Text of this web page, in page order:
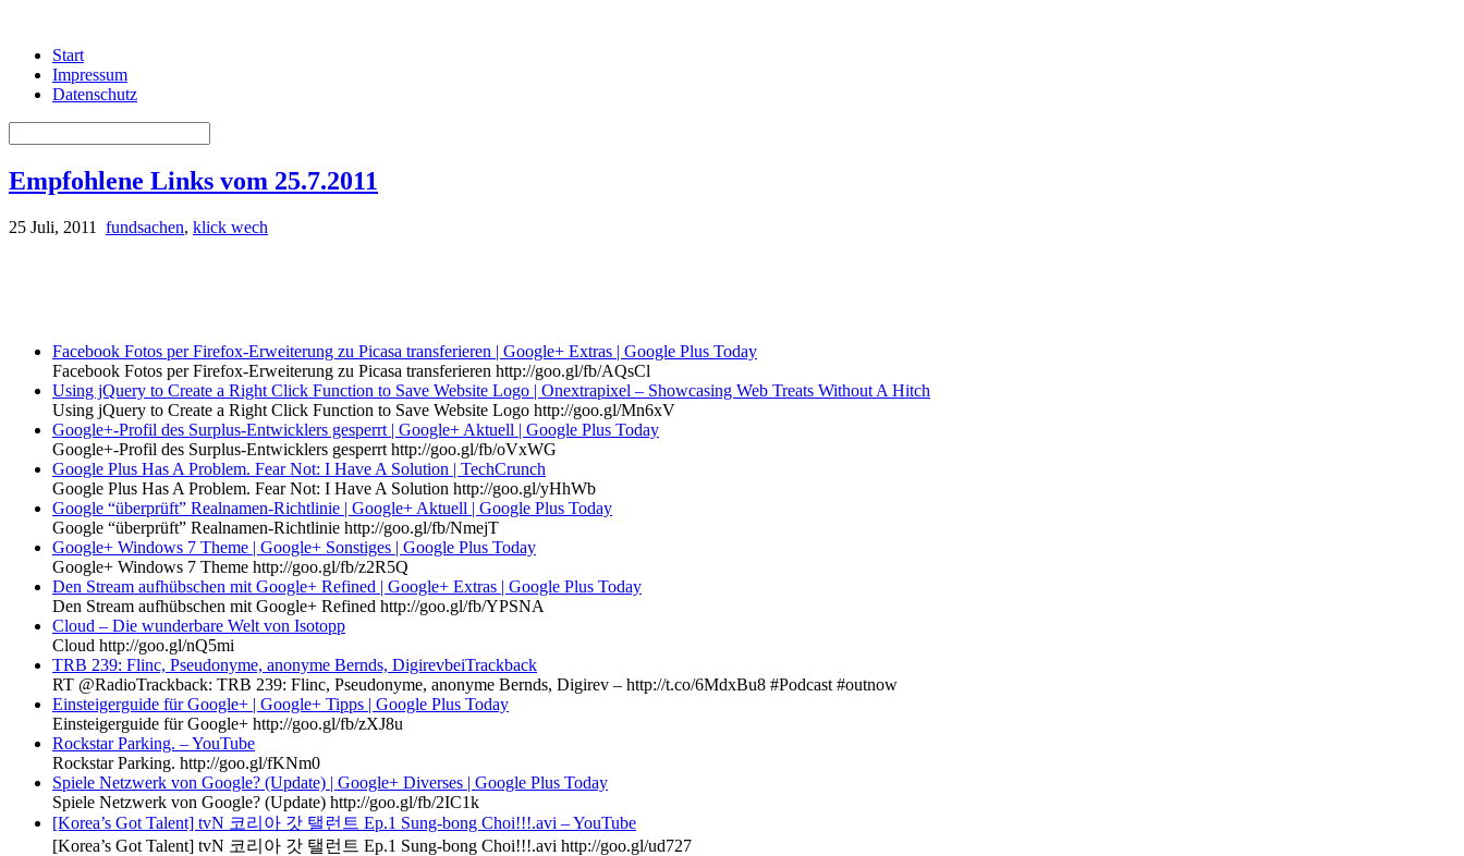
Start
Impressum
Datenschutz
Empfohlene Links vom 25.7.2011
25 Juli, 2011 fundsachen, klick wech
Facebook Fotos per Firefox-Erweiterung zu Picasa transferieren | Google+ Extras | Google Plus Today
Facebook Fotos per Firefox-Erweiterung zu Picasa transferieren http://goo.gl/fb/AQsCl
Using jQuery to Create a Right Click Function to Save Website Logo | Onextrapixel – Showcasing Web Treats Without A Hitch
Using jQuery to Create a Right Click Function to Save Website Logo http://goo.gl/Mn6xV
Google+-Profil des Surplus-Entwicklers gesperrt | Google+ Aktuell | Google Plus Today
Google+-Profil des Surplus-Entwicklers gesperrt http://goo.gl/fb/oVxWG
Google Plus Has A Problem. Fear Not: I Have A Solution | TechCrunch
Google Plus Has A Problem. Fear Not: I Have A Solution http://goo.gl/yHhWb
Google “überprüft” Realnamen-Richtlinie | Google+ Aktuell | Google Plus Today
Google “überprüft” Realnamen-Richtlinie http://goo.gl/fb/NmejT
Google+ Windows 7 Theme | Google+ Sonstiges | Google Plus Today
Google+ Windows 7 Theme http://goo.gl/fb/z2R5Q
Den Stream aufhübschen mit Google+ Refined | Google+ Extras | Google Plus Today
Den Stream aufhübschen mit Google+ Refined http://goo.gl/fb/YPSNA
Cloud – Die wunderbare Welt von Isotopp
Cloud http://goo.gl/nQ5mi
TRB 239: Flinc, Pseudonyme, anonyme Bernds, DigirevbeiTrackback
RT @RadioTrackback: TRB 239: Flinc, Pseudonyme, anonyme Bernds, Digirev – http://t.co/6MdxBu8 #Podcast #outnow
Einsteigerguide für Google+ | Google+ Tipps | Google Plus Today
Einsteigerguide für Google+ http://goo.gl/fb/zXJ8u
‪Rockstar Parking.‬‏ – YouTube
Rockstar Parking. http://goo.gl/fKNm0
Spiele Netzwerk von Google? (Update) | Google+ Diverses | Google Plus Today
Spiele Netzwerk von Google? (Update) http://goo.gl/fb/2IC1k
‪[Korea’s Got Talent] tvN 코리아 갓 탤런트 Ep.1 Sung-bong Choi!!!.avi‬‏ – YouTube
[Korea’s Got Talent] tvN 코리아 갓 탤런트 Ep.1 Sung-bong Choi!!!.avi http://goo.gl/ud727